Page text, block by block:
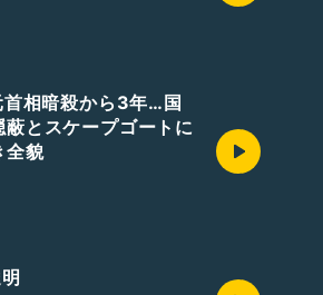
相暗殺から3年…国
とスケープゴートに
全貌